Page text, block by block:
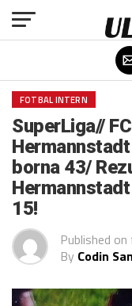
FOTBAL INTERN
SuperLiga//
borna 43/
15!
Published on
By Codin